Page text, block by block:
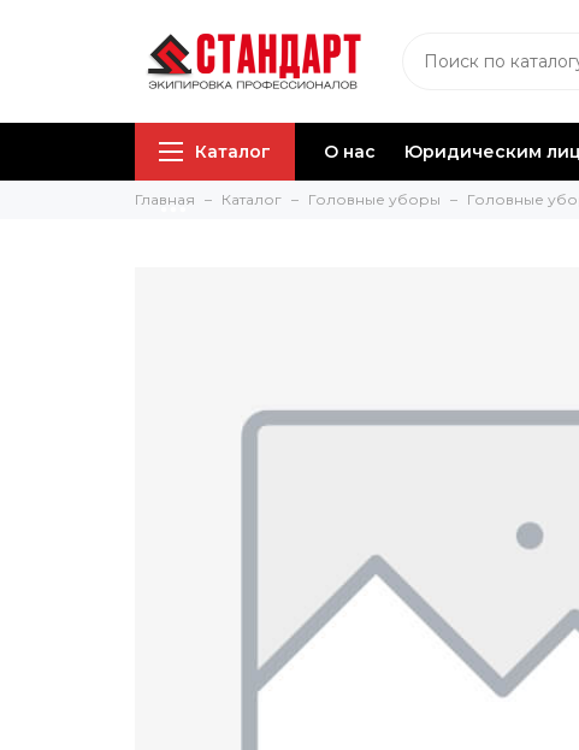
Каталог О нас Юридическим
Главная Каталог Головные уборы Головные